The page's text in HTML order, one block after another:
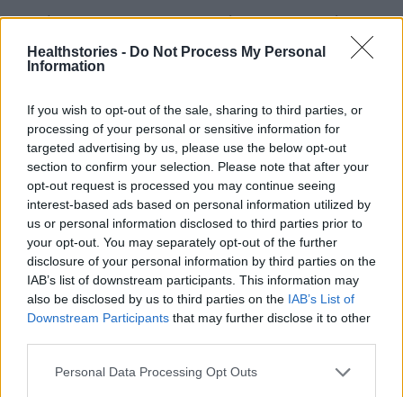
Healthstories - Do Not Process My Personal
Information
If you wish to opt-out of the sale, sharing to third parties, or
processing of your personal or sensitive information for
targeted advertising by us, please use the below opt-out
section to confirm your selection. Please note that after your
opt-out request is processed you may continue seeing
interest-based ads based on personal information utilized by
us or personal information disclosed to third parties prior to
your opt-out. You may separately opt-out of the further
disclosure of your personal information by third parties on the
IAB’s list of downstream participants. This information may
also be disclosed by us to third parties on the IAB’s List of
Downstream Participants that may further disclose it to other
Personal Data Processing Opt Outs
Το ύψος των υποχρεωτικών επιστροφών
(clawback / rebates) της φαρμακευτικής
βιομηχανίας συνεχώς αυξάνει. Ποια η
άποψή σας σχετικά;
Είναι η μεγαλύτερη πρόκληση που
αντιμετωπίζει ο κλάδος μας σήμερα και
έρχεται ως συνέπεια του μη επαρκούς
προϋπολογισμού της δημόσιας
φαρμακευτικής δαπάνης αλλά και της
ελλιπούς εφαρμογής καινοτόμων
μεταρρυθμίσεων για αποδοτικότερη κατανομή
των πόρων. Η Sanofi Ελλάδας, τόσο ως
Φαρμακοβιομηχανίας, βρίσκεται σε συνεχή